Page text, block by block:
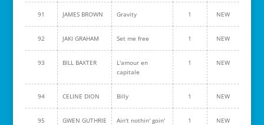
91 JAMES BROWN Gravity 1 NEW
92 JAKI GRAHAM Set me free 1 NEW
93 BILL BAXTER
L'amour en
capitale
1 NEW
94 CELINE DION Billy 1 NEW
95 GWEN GUTHRIE
Ain't nothin' goin'
1 NEW